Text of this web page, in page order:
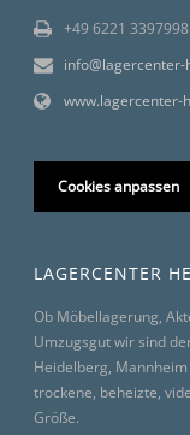
+49 6221 3397998
www.lagercenter-
Cookies anpassen
LAGERCENTER
Ob Möbellagerung,
Umzugsgut wir sind
Heidelberg,
trockene, beheizte,
Größe.